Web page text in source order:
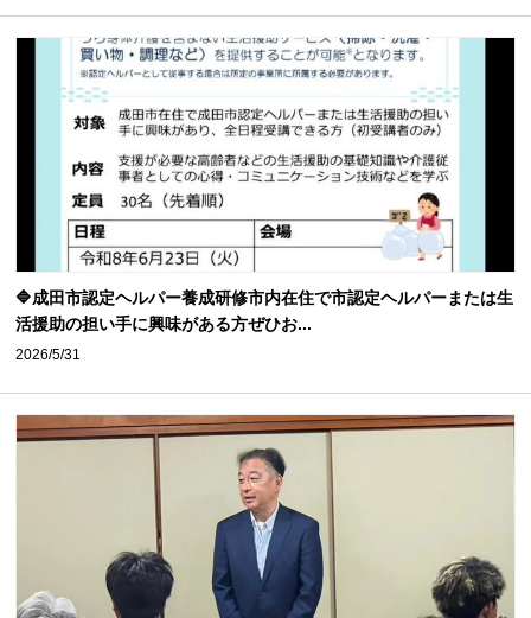
🔷成田市認定ヘルパー養成研修市内在住で市認定ヘルパーまたは生
活援助の担い手に興味がある方ぜひお...
2026/5/31